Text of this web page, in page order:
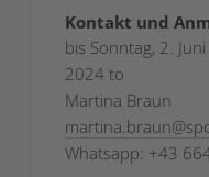
Kontakt und
bis Sonntag, 2.
2024 to
Martina Braun
martina.braun@
Whatsapp: +43